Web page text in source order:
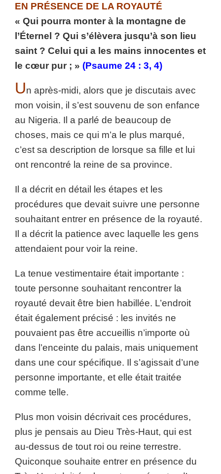
EN PRÉSENCE DE LA ROYAUTÉ
« Qui pourra monter à la montagne de
l’Éternel ? Qui s’élèvera jusqu’à son lieu
saint ? Celui qui a les mains innocentes et
le cœur pur ; » (Psaume 24 : 3, 4)
Un après-midi, alors que je discutais avec
mon voisin, il s’est souvenu de son enfance
au Nigeria. Il a parlé de beaucoup de
choses, mais ce qui m’a le plus marqué,
c’est sa description de lorsque sa fille et lui
ont rencontré la reine de sa province.
Il a décrit en détail les étapes et les
procédures que devait suivre une personne
souhaitant entrer en présence de la royauté.
Il a décrit la patience avec laquelle les gens
attendaient pour voir la reine.
La tenue vestimentaire était importante :
toute personne souhaitant rencontrer la
royauté devait être bien habillée. L’endroit
était également précisé : les invités ne
pouvaient pas être accueillis n’importe où
dans l’enceinte du palais, mais uniquement
dans une cour spécifique. Il s’agissait d’une
personne importante, et elle était traitée
comme telle.
Plus mon voisin décrivait ces procédures,
plus je pensais au Dieu Très-Haut, qui est
au-dessus de tout roi ou reine terrestre.
Quiconque souhaite entrer en présence du